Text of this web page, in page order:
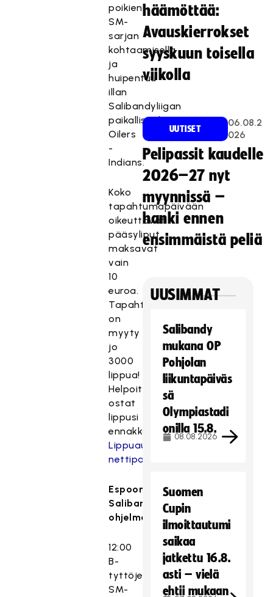
poikien
SM-
sarjan
kohtaamisella
ja
huipentuu
illan
Salibandyliigan
paikallispeliin
Oilers
-
Indians.
Koko
tapahtumapäivään
oikeuttavat
pääsyliput
maksavat
vain
10
euroa.
Tapahtumaan
on
myyty
jo
3000
lippua!
Helpoiten
ostat
lippusi
ennakkoon
Lippuautomaatin
nettipalvelusta
Espoon
Salibandypäivän
ohjelma:
12:00
B-
tyttöjen
SM-
häämöttää:
Avauskierrokset
syyskuun toisella
viikolla
UUTISET
06.08.2
026
Pelipassit kaudelle
2026–27 nyt
myynnissä –
hanki ennen
ensimmäistä peliä
UUSIMMAT
Salibandy
mukana OP
Pohjolan
liikuntapäiväs
sä
Olympiastadi
onilla 15.8.
08.08.2026
Suomen
Cupin
ilmoittautumi
saikaa
jatkettu 16.8.
asti – vielä
ehtii mukaan